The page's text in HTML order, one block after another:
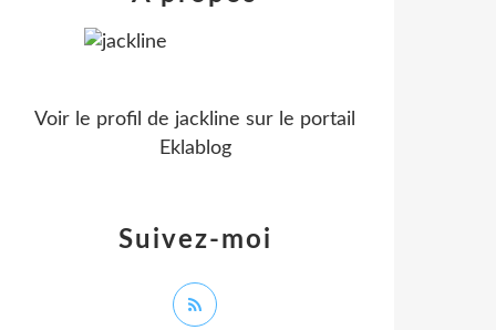
Suivez-moi
Voir le profil de jackline sur le portail
Eklablog